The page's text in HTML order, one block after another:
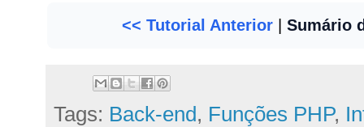
<< Tutorial Anterior Sumário
Tags: Back-end, Funções PHP,